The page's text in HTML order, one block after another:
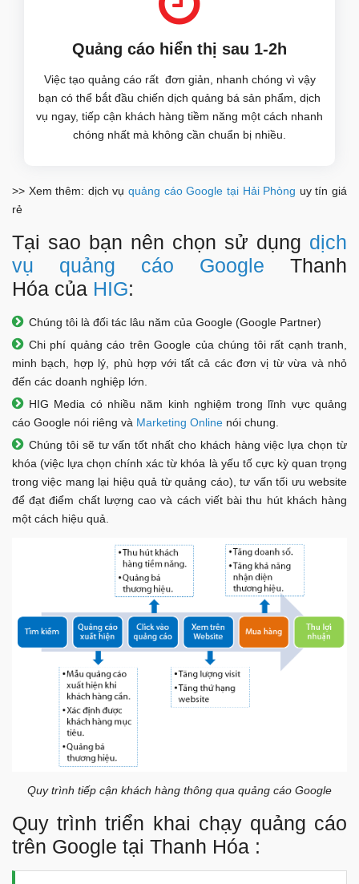
Quảng cáo hiển thị sau 1-2h
Việc tạo quảng cáo rất đơn giản, nhanh chóng vì vậy
bạn có thể bắt đầu chiến dịch quảng bá sản phẩm, dịch
vụ ngay, tiếp cận khách hàng tiềm năng một cách nhanh
chóng nhất mà không cần chuẩn bị nhiều.
>> Xem thêm: dịch vụquảng cáo Google tại Hải Phòng uy tín giá
rẻ
Tại sao bạn nên chọn sử dụng dịch
vụ quảng cáo Google Thanh
Hóa của HIG:
Chúng tôi là đối tác lâu năm của Google (Google Partner)
Chi phí quảng cáo trên Google của chúng tôi rất cạnh tranh,
minh bạch, hợp lý, phù hợp với tất cả các đơn vị từ vừa và nhỏ
đến các doanh nghiệp lớn.
HIG Media có nhiều năm kinh nghiệm trong lĩnh vực quảng
cáo Google nói riêng và Marketing Online nói chung.
Chúng tôi sẽ tư vấn tốt nhất cho khách hàng việc lựa chọn từ
khóa (việc lựa chọn chính xác từ khóa là yếu tố cực kỳ quan trọng
trong việc mang lại hiệu quả từ quảng cáo), tư vấn tối ưu website
để đạt điểm chất lượng cao và cách viết bài thu hút khách hàng
một cách hiệu quả.
Quy trình tiếp cận khách hàng thông qua quảng cáo Google
Quy trình triển khai chạy quảng cáo
trên Google tại Thanh Hóa :